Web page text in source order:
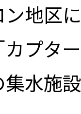
ン地区
カプタ
水施